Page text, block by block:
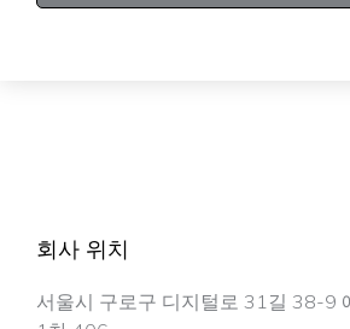
회사 위치
서울시 구로구 디지털로 31길 38-9